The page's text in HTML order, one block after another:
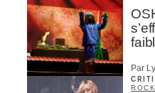
Par
ROCK